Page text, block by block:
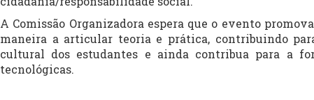
A Comissão Organizadora espera que o evento
maneira a articular teoria e prática, contribuindo
cultural dos estudantes e ainda contribua para a
tecnológicas.